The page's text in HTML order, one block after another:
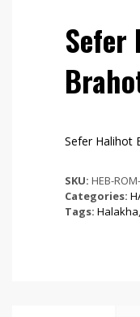
Sefer
SKU: HEB-
Categories:
Tags: Halakha,